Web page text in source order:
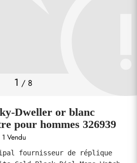
1 / 8
Dweller or blanc
pour hommes 326939
1 Vendu
fournisseur de réplique